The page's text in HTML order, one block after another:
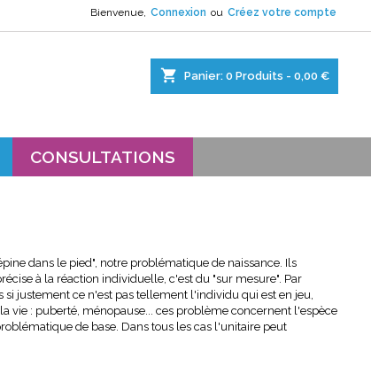
Bienvenue, Connexion ou Créez votre compte
shopping_cart Panier: 0 Produits - 0,00 €
CONSULTATIONS
dans le pied", notre problématique de naissance. Ils
à la réaction individuelle, c'est du "sur mesure". Par
justement ce n'est pas tellement l'individu qui est en jeu,
vie : puberté, ménopause... ces problème concernent l'espèce
de base. Dans tous les cas l'unitaire peut